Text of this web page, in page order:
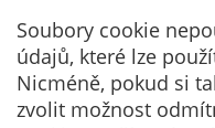
Soubory cookie
údajů, které lze
Nicméně, pokud si
zvolit možnost
webové stránky
potřebám a
zájmům našich
návštěvníků.